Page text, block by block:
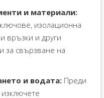
и материали:
изолационна
връзки и други
за свързване на
и водата:Преди